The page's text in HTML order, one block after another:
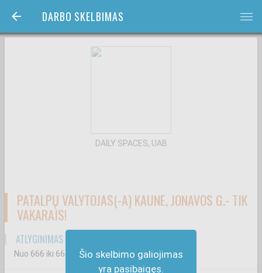
DARBO SKELBIMAS bars
Šio skelbimo galiojimas
yra pasibaigęs.
DAILY SPACES, UAB
PATALPŲ VALYTOJAS(-A) KAUNE, JONAVOS G.- TIK
VAKARAIS!
ATLYGINIMAS ATSKAIČIUS MOKESČIUS
Nuo 666 iki 666